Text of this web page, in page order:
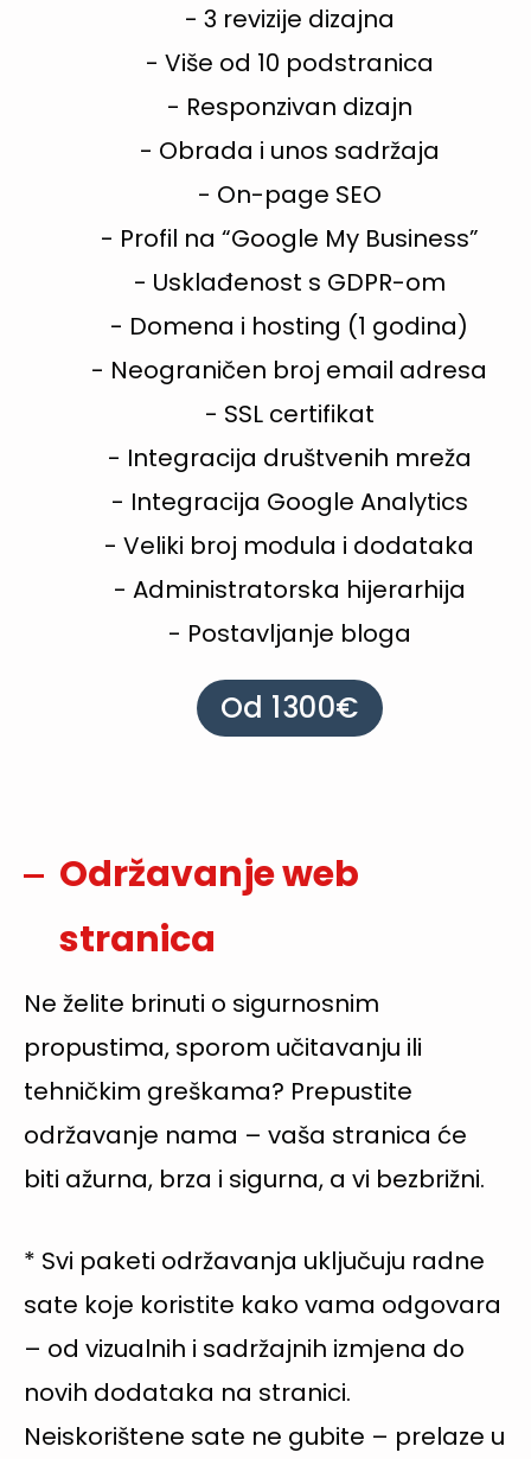
- 3 revizije dizajna
- Više od 10 podstranica
- Responzivan dizajn
- Obrada i unos sadržaja
- On-page SEO
- Profil na “Google My Business”
- Usklađenost s GDPR-om
- Domena i hosting (1 godina)
- Neograničen broj email adresa
- SSL certifikat
- Integracija društvenih mreža
- Integracija Google Analytics
- Veliki broj modula i dodataka
- Administratorska hijerarhija
- Postavljanje bloga
Od 1300€
Održavanje web
stranica
Ne želite brinuti o sigurnosnim
propustima, sporom učitavanju ili
tehničkim greškama? Prepustite
održavanje nama – vaša stranica će
biti ažurna, brza i sigurna, a vi bezbrižni.
* Svi paketi održavanja uključuju radne
sate koje koristite kako vama odgovara
– od vizualnih i sadržajnih izmjena do
novih dodataka na stranici.
Neiskorištene sate ne gubite – prelaze u